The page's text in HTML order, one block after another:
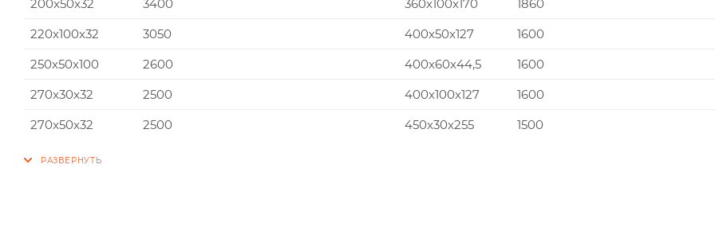
200x50x32
3400 360x100x170
1860
220x100x32
3050 400x50x127
1600
250x50x100
2600 400x60x44,5
1600
270x30x32
2500 400x100x127
1600
270x50x32
2500 450x30x255 1500